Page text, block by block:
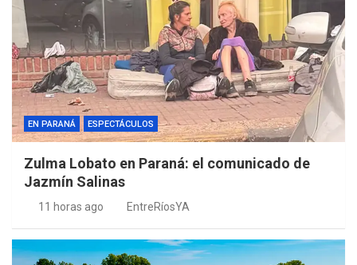
EN PARANÁ ESPECTÁCULOS
Zulma Lobato en Paraná: el comunicado de
Jazmín Salinas
11 horas ago EntreRíosYA